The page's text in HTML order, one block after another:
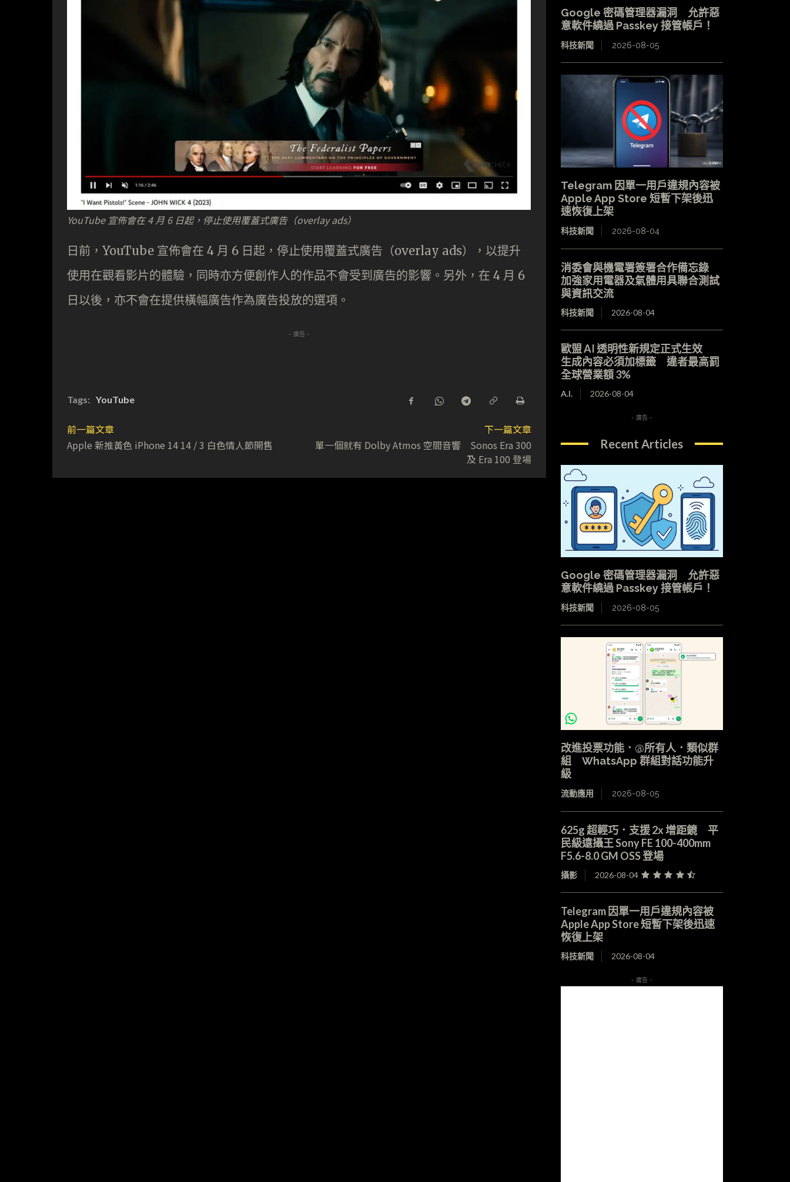
YouTube 宣佈會在 4 月 6 日起，停止使用覆蓋式廣告（overlay ads）
日前，YouTube 宣佈會在 4 月 6 日起，停止使用覆蓋式廣告（overlay ads），以提升
使用在觀看影片的體驗，同時亦方便創作人的作品不會受到廣告的影響。另外，在 4 月 6
日以後，亦不會在提供橫幅廣告作為廣告投放的選項。
- 廣告 -
Tags: YouTube
前一篇文章
Apple 新推黃色 iPhone 14 14 / 3 白色情人節開售
下一篇文章
單一個就有 Dolby Atmos 空間音響 Sonos Era 300
及 Era 100 登場
Google 密碼管理器漏洞 允許惡
意軟件繞過 Passkey 接管帳戶！
科技新聞 2026-08-05
Telegram 因單一用戶違規內容被
Apple App Store 短暫下架後迅
速恢復上架
科技新聞 2026-08-04
消委會與機電署簽署合作備忘錄
加強家用電器及氣體用具聯合測試
與資訊交流
科技新聞 2026-08-04
歐盟 AI 透明性新規定正式生效
生成內容必須加標籤 違者最高罰
全球營業額 3%
A.I. 2026-08-04
- 廣告 -
Recent Articles
Google 密碼管理器漏洞 允許惡
意軟件繞過 Passkey 接管帳戶！
科技新聞 2026-08-05
改進投票功能．@所有人．類似群
組 WhatsApp 群組對話功能升
級
流動應用 2026-08-05
625g 超輕巧．支援 2x 增距鏡 平
民級遠攝王 Sony FE 100-400mm
F5.6-8.0 GM OSS 登場
攝影 2026-08-04
Telegram 因單一用戶違規內容被
Apple App Store 短暫下架後迅速
恢復上架
科技新聞 2026-08-04
- 廣告 -